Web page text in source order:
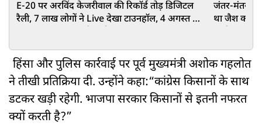
E-20 पर अरविंद केजरीवाल की रिकॉर्ड तोड़ डिजिटल
रैली, 7 लाख लोगों ने Live देखा टाउनहॉल, 4 अगस्त को
जंतर-मंतर
था जैश का
हिंसा और पुलिस कार्रवाई पर पूर्व मुख्यमंत्री अशोक गहलोत
ने तीखी प्रतिक्रिया दी. उन्होंने कहा:“कांग्रेस किसानों के साथ
डटकर खड़ी रहेगी. भाजपा सरकार किसानों से इतनी नफरत
क्यों करती है?”